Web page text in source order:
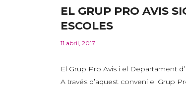
EL GRUP PRO AVIS
ESCOLES
11 abril, 2017
El Grup Pro Avis i el Departament
A través d’aquest conveni el Grup